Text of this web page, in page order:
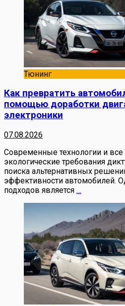
Тюнинг
Как превратить
помощью доработки
электроники
07.08.2026
Современные технологии и
экологические требования
поиска альтернативных
эффективности автомобилей.
подходов является …